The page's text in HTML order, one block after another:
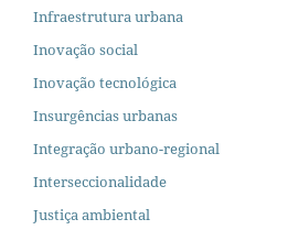
Infraestrutura urbana
Inovação social
Inovação tecnológica
Insurgências urbanas
Integração urbano-regional
Interseccionalidade
Justiça ambiental